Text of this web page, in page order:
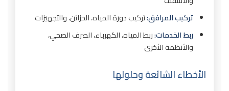
تركيب المرافق:تركيب دورة المياه، الخزائن، والتجهيزات
ربط الخدمات:ربط المياه، الكهرباء، الصرف الصحي،
والأنظمة الأخرى
الأخطاء الشائعة وحلولها